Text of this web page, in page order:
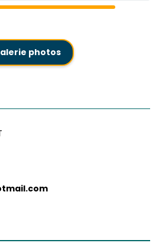
photos